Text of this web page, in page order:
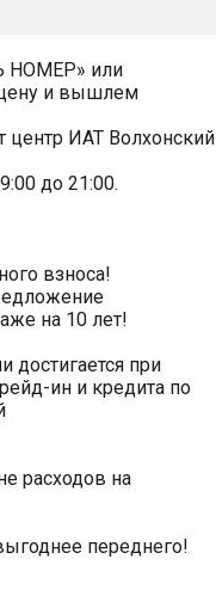
НОМЕР» или
и вышлем
центр ИАТ Волхонский
до 21:00.
взноса!
на 10 лет!
достигается при
ин и кредита по
расходов на
переднего!